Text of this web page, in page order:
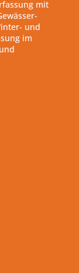
mit
und
im